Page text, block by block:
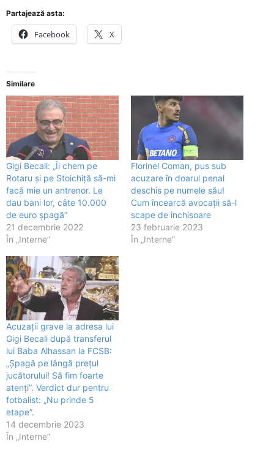
Partajează asta:
Facebook X
Similare
Gigi Becali: „Îi chem pe
Rotaru și pe Stoichiță să-mi
facă mie un antrenor. Le
dau bani lor, câte 10.000
de euro șpagă”
21 decembrie 2022
În „Interne”
Florinel Coman, pus sub
acuzare în doarul penal
deschis pe numele său!
Cum încearcă avocații să-l
scape de închisoare
23 februarie 2023
În „Interne”
Acuzații grave la adresa lui
Gigi Becali după transferul
lui Baba Alhassan la FCSB:
„Șpagă pe lângă prețul
jucătorului! Să fim foarte
atenți”. Verdict dur pentru
fotbalist: „Nu prinde 5
etape”.
14 decembrie 2023
În „Interne”